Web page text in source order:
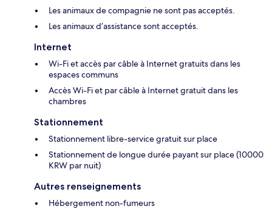
Les animaux de compagnie ne sont pas acceptés.
Les animaux d’assistance sont acceptés.
Internet
Wi-Fi et accès par câble à Internet gratuits dans les
espaces communs
Accès Wi-Fi et par câble à Internet gratuit dans les
chambres
Stationnement
Stationnement libre-service gratuit sur place
Stationnement de longue durée payant sur place (10000
KRW par nuit)
Autres renseignements
Hébergement non-fumeurs